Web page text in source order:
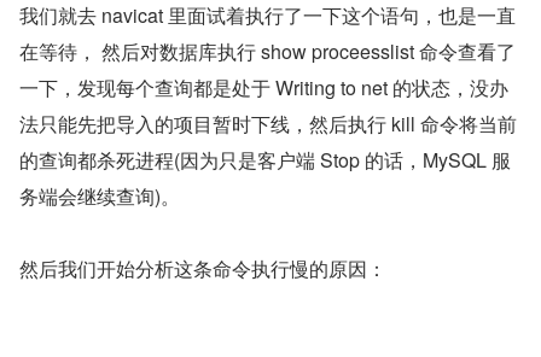
我们就去 navicat 里面试着执行了一下这个语句，也是一直
在等待， 然后对数据库执行 show proceesslist 命令查看了
一下，发现每个查询都是处于 Writing to net 的状态，没办
法只能先把导入的项目暂时下线，然后执行 kill 命令将当前
的查询都杀死进程(因为只是客户端 Stop 的话，MySQL 服
务端会继续查询)。
然后我们开始分析这条命令执行慢的原因：